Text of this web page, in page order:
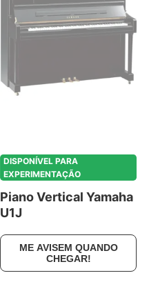
DISPONÍVEL PARA
EXPERIMENTAÇÃO
Piano Vertical Yamaha
U1J
ME AVISEM QUANDO
CHEGAR!